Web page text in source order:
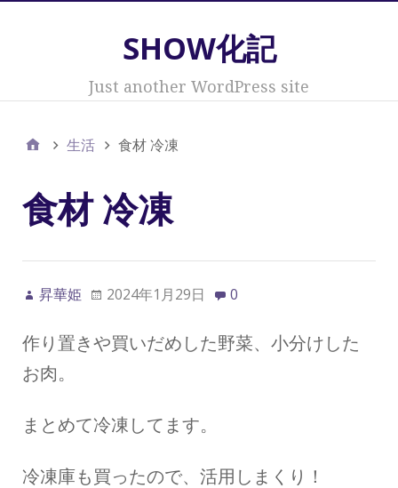
SHOW化記
Just another WordPress site
生活 食材 冷凍
食材 冷凍
昇華姫 2024年1月29日 0
作り置きや買いだめした野菜、小分けした
お肉。
まとめて冷凍してます。
冷凍庫も買ったので、活用しまくり！